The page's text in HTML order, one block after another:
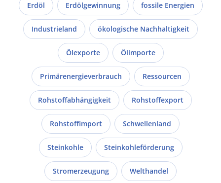
Erdöl Erdölgewinnung fossile Energien
Industrieland ökologische Nachhaltigkeit
Ölexporte Ölimporte
Primärenergieverbrauch Ressourcen
Rohstoffabhängigkeit Rohstoffexport
Rohstoffimport Schwellenland
Steinkohle Steinkohleförderung
Stromerzeugung Welthandel